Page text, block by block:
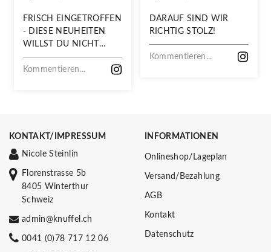
FRISCH EINGETROFFEN
- DIESE NEUHEITEN
WILLST DU NICHT
VERPASSEN!
Kommentieren...
DARAUF SIND WIR
RICHTIG STOLZ!
Kommentieren...
KONTAKT/IMPRESSUM
Nicole Steinlin
Florenstrasse 5b
8405 Winterthur
Schweiz
admin@knuffel.ch
0041 (0)78 717 12 06
INFORMATIONEN
Onlineshop/Lageplan
Versand/Bezahlung
AGB
Kontakt
Datenschutz